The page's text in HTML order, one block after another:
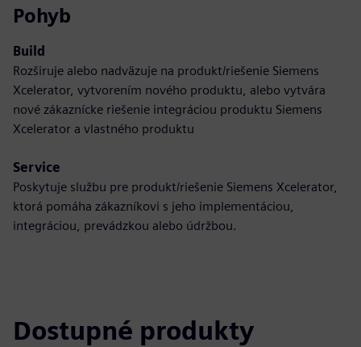
Pohyb
Build
Rozširuje alebo nadväzuje na produkt/riešenie Siemens
Xcelerator, vytvorením nového produktu, alebo vytvára
nové zákaznícke riešenie integráciou produktu Siemens
Xcelerator a vlastného produktu
Service
Poskytuje službu pre produkt/riešenie Siemens Xcelerator,
ktorá pomáha zákazníkovi s jeho implementáciou,
integráciou, prevádzkou alebo údržbou.
Dostupné produkty